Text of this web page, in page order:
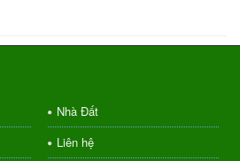
Nhà Đất
Liên hệ